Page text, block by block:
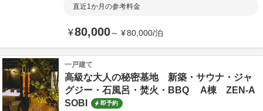
直近1か月の参考料金
¥80,000～ ¥80,000/泊
一戸建て
高級な大人の秘密基地 新築・サウナ・ジャ
グジー・石風呂・焚火・BBQ A棟 ZEN-A
SOBI
即予約